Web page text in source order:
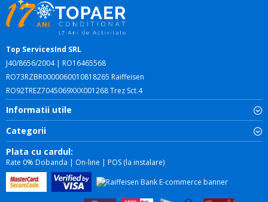
Top ServicesInd SRL
J40/8656/2004 | RO16465568
RO73RZBR0000060010818265 Raiffeisen
RO92TREZ7045069XXX001268 Trez Sct.4
Informatii utile
Categorii
Plata cu cardul:
Rate 0% Dobanda | On-line | POS (la instalare)